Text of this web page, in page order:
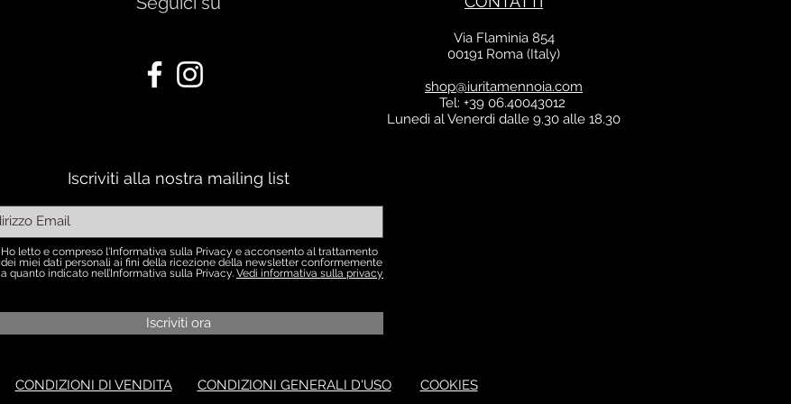
Via Flaminia 854
00191 Roma (Italy)
shop@iuritamennoia.com
Tel: +39 06.40043012
Lunedì al Venerdì dalle 9.30 alle 18.30
Iscriviti alla nostra mailing list
Ho letto e compreso l'Informativa sulla Privacy e acconsento al trattamento
dei miei dati personali ai fini della ricezione della newsletter conformemente
a quanto indicato nell’Informativa sulla Privacy. Vedi informativa sulla privacy
Iscriviti ora
CONDIZIONI DI VENDITA CONDIZIONI GENERALI D'USO COOKIES